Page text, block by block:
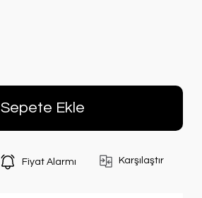
Sepete Ekle
Fiyat Alarmı Karşılaştır